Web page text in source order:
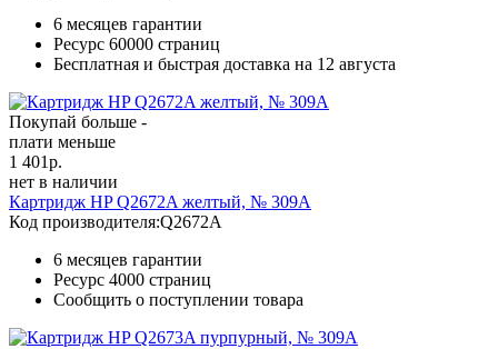
6 месяцев гарантии
Ресурс 60000 страниц
Бесплатная и быстрая доставка на 12 августа
Покупай больше -
плати меньше
1 401р.
нет в наличии
Картридж HP Q2672A желтый, № 309A
Код производителя:Q2672A
6 месяцев гарантии
Ресурс 4000 страниц
Сообщить о поступлении товара